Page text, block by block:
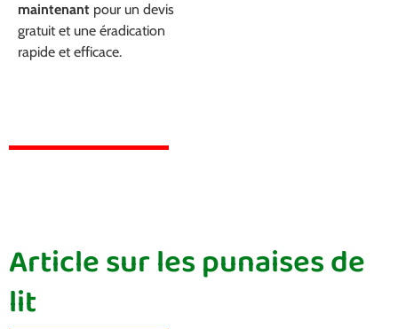
maintenant pour un devis
gratuit et une éradication
rapide et efficace.
Article sur les punaises de
lit